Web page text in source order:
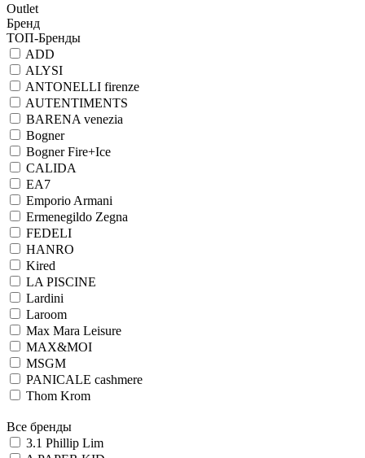
Outlet
Бренд
ТОП-Бренды
ADD
ALYSI
ANTONELLI firenze
AUTENTIMENTS
BARENA venezia
Bogner
Bogner Fire+Ice
CALIDA
EA7
Emporio Armani
Ermenegildo Zegna
FEDELI
HANRO
Kired
LA PISCINE
Lardini
Laroom
Max Mara Leisure
MAX&MOI
MSGM
PANICALE cashmere
Thom Krom
Все бренды
3.1 Phillip Lim